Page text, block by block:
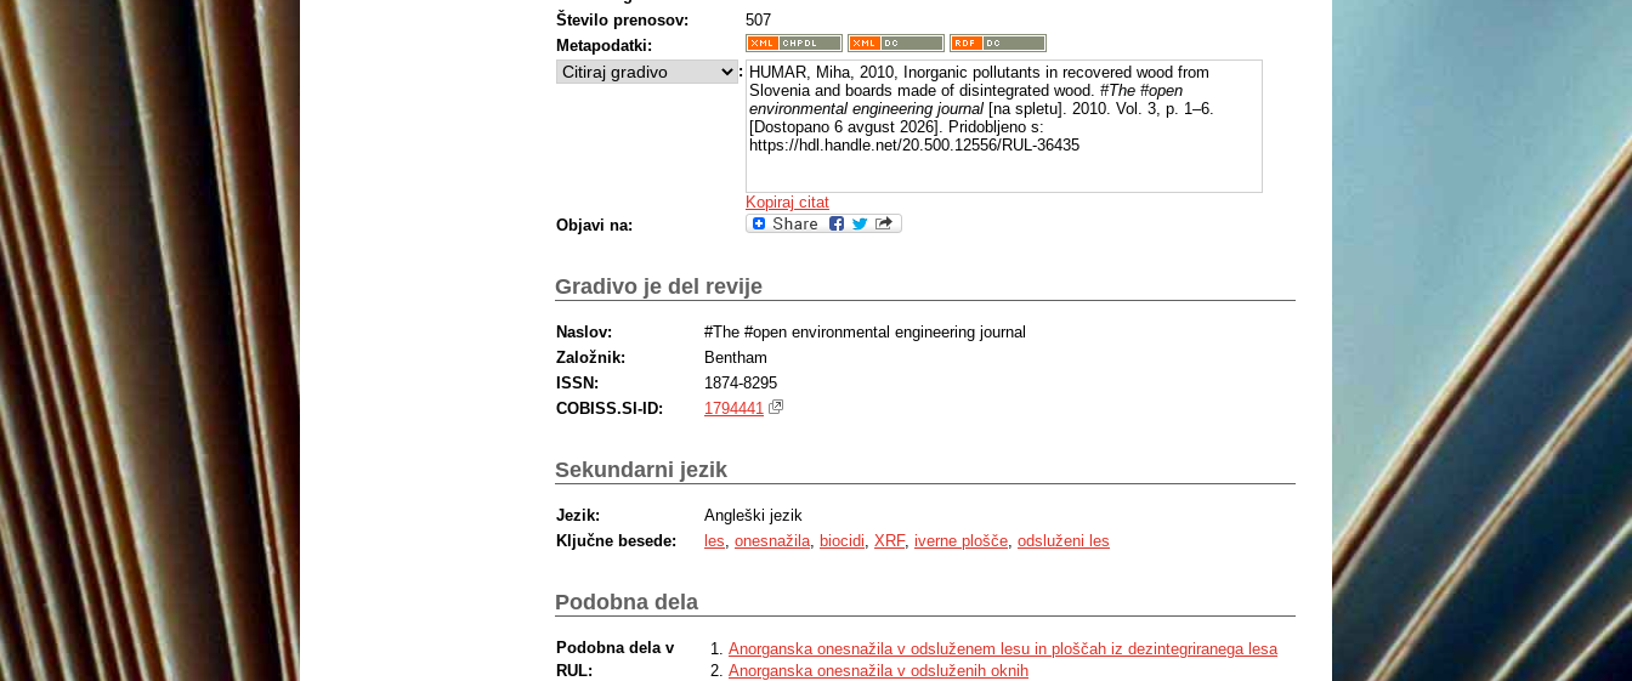
Število prenosov:
507
Metapodatki:
: HUMAR, Miha, 2010, Inorganic pollutants in recovered wood from
Slovenia and boards made of disintegrated wood. #The #open
environmental engineering journal [na spletu]. 2010. Vol. 3, p. 1–6.
[Dostopano 6 avgust 2026]. Pridobljeno s:
https://hdl.handle.net/20.500.12556/RUL-36435
Kopiraj citat
Objavi na:
Gradivo je del revije
Naslov:
#The #open environmental engineering journal
Založnik:
Bentham
ISSN:
1874-8295
COBISS.SI-ID:
1794441
Sekundarni jezik
Jezik:
Angleški jezik
Ključne besede:
les onesnažila biocidi XRF, iverne plošče odsluženi les
Podobna dela
Podobna dela v
RUL:
Anorganska onesnažila v odsluženem lesu in ploščah iz dezintegriranega lesa
Anorganska onesnažila v odsluženih oknih